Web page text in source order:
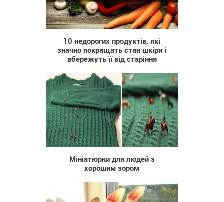
512
10 недорогих продуктів, які
значно покращать стан шкіри і
вбережуть її від старіння
885
Мініатюрки для людей з
хорошим зором